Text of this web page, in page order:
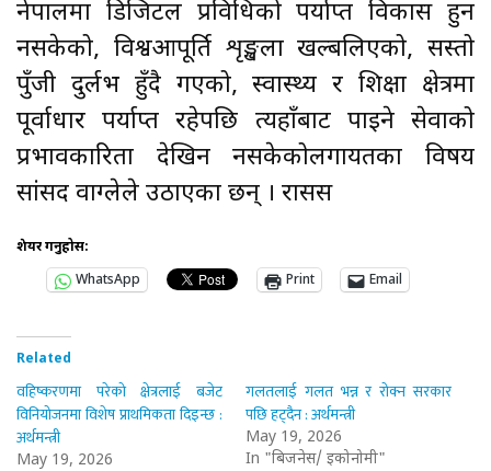
नेपालमा डिजिटल प्रविधिको पर्याप्त विकास हुन
नसकेको, विश्वआपूर्ति शृङ्खला खल्बलिएको, सस्तो
पुँजी दुर्लभ हुँदै गएको, स्वास्थ्य र शिक्षा क्षेत्रमा
पूर्वाधार पर्याप्त रहेपछि त्यहाँबाट पाइने सेवाको
प्रभावकारिता देखिन नसकेकोलगायतका विषय
सांसद वाग्लेले उठाएका छन् । रासस
शेयर गर्नुहोस:
WhatsApp
Print Email
Related
वहिष्करणमा परेको क्षेत्रलाई बजेट
विनियोजनमा विशेष प्राथमिकता दिइन्छ :
अर्थमन्त्री
May 19, 2026
गलतलाई गलत भन्न र रोक्न सरकार
पछि हट्दैन : अर्थमन्त्री
May 19, 2026
In "बिजनेस/ इकोनोमी"